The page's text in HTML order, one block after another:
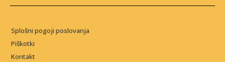
Splošni pogoji poslovanja
Piškotki
Kontakt